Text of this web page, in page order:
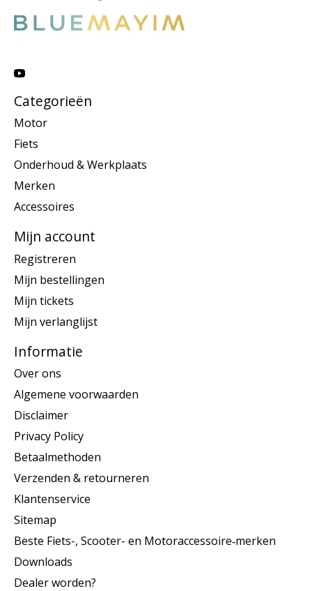
Categorieën
Motor
Fiets
Onderhoud & Werkplaats
Merken
Accessoires
Mijn account
Registreren
Mijn bestellingen
Mijn tickets
Mijn verlanglijst
Informatie
Over ons
Algemene voorwaarden
Disclaimer
Privacy Policy
Betaalmethoden
Verzenden & retourneren
Klantenservice
Sitemap
Beste Fiets-, Scooter- en Motoraccessoire‑merken
Downloads
Dealer worden?